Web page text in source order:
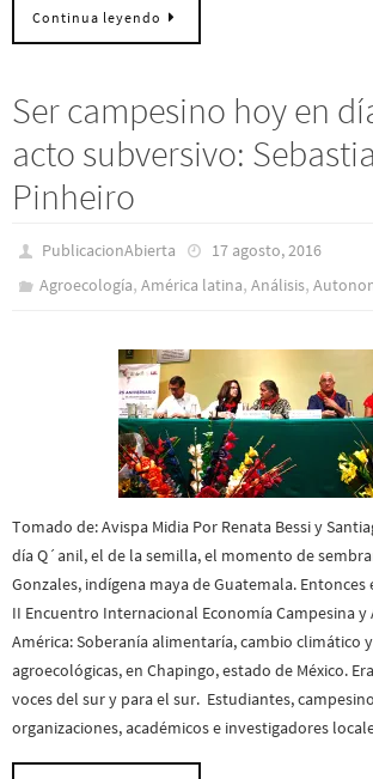
Continua leyendo
Ser campesino hoy en
acto subversivo:
Pinheiro
PublicacionAbierta
17 agosto, 2016
Agroecología,América latina,Análisis,
Tomado de: Avispa Midia Por Renata Bessi y
día Q´anil, el de la semilla, el momento de
Gonzales, indígena maya de Guatemala.
II Encuentro Internacional Economía Campesina y
América: Soberanía alimentaría, cambio climático
agroecológicas, en Chapingo, estado de México.
voces del sur y para el sur. Estudiantes,
organizaciones, académicos e investigadores